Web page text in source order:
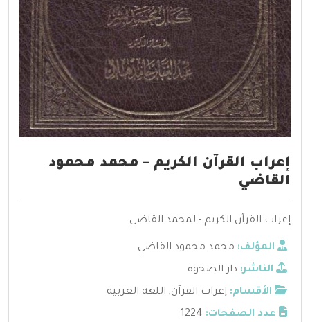
إعراب القرآن الكريم – محمد محمود
القاضي
إعراب القرآن الكريم - لمحمد القاضي
المؤلف: محمد محمود القاضي
الناشر: دار الصحوة
الأقسام: إعراب القرآن, اللغة العربية
عدد الصفحات: 1224